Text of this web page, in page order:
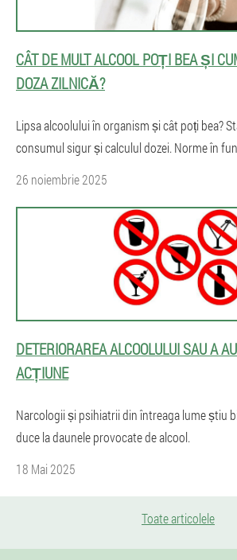
CÂT DE MULT ALCOOL POȚI BEA ȘI
DOZA ZILNICĂ?
Lipsa alcoolului în organism și cât poți bea?
consumul sigur și calculul dozei. Norme în
26 noiembrie 2025
DETERIORAREA ALCOOLULUI SAU A
ACȚIUNE
Narcologii și psihiatrii din întreaga lume știu
duce la daunele provocate de alcool.
18 Mai 2025
Toate articolele